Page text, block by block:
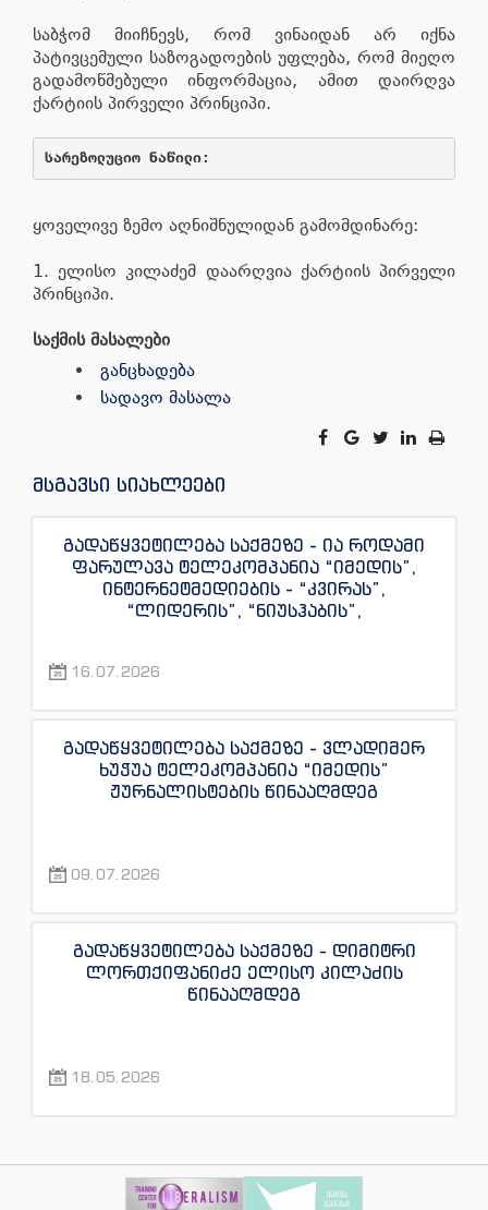
საბჭომ მიიჩნევს, რომ ვინაიდან არ იქნა
პატივცემული საზოგადოების უფლება, რომ მიეღო
გადამოწმებული ინფორმაცია, ამით დაირღვა
ქარტიის პირველი პრინციპი.
ყოველივე ზემო აღნიშნულიდან გამომდინარე:
1. ელისო კილაძემ დაარღვია ქარტიის პირველი
პრინციპი.
საქმის მასალები
განცხადება
სადავო მასალა
მსგავსი სიახლეები
გადაწყვეტილება საქმეზე - ია როდამი
ფარულავა ტელეკომპანია “იმედის”,
ინტერნეტმედიების - “კვირას”,
“ლიდერის”, “ნიუსჰაბის”,
“ექსკლუზივტივის” ჟურნალისტების
16.07.2026
გადაწყვეტილება საქმეზე - ვლადიმერ
ხუჭუა ტელეკომპანია “იმედის”
ჟურნალისტების წინააღმდეგ
09.07.2026
გადაწყვეტილება საქმეზე - დიმიტრი
ლორთქიფანიძე ელისო კილაძის
წინააღმდეგ
18.05.2026